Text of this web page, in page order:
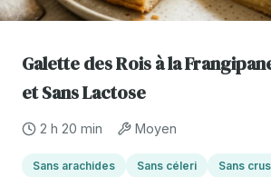
Galette des Rois à la
et Sans Lactose
2 h 20 min Moyen
Sans arachides Sans céleri Sans